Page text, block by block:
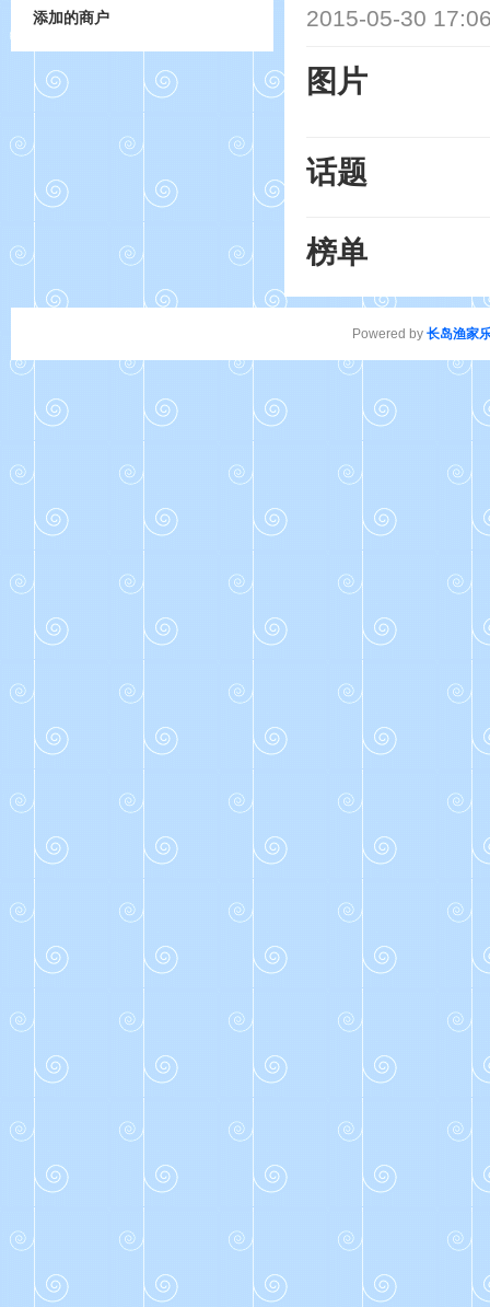
添加的商户 2015-05-30
图片
话题
榜单
Powered by 长岛渔家